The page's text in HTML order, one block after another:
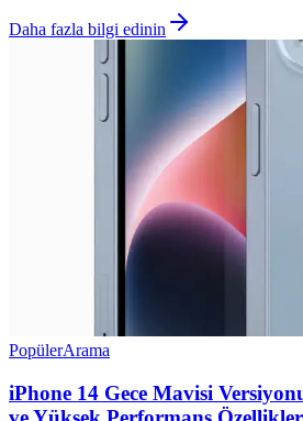
Daha fazla bilgi edinin
PopülerArama
iPhone 14 Gece Mavisi